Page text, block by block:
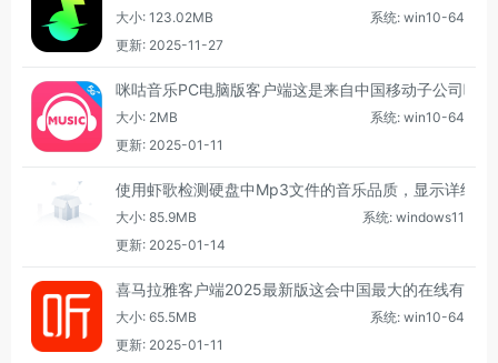
大小: 123.02MB
系统: win10-64
更新: 2025-11-27
咪咕音乐PC电脑版客户端这是来自中国移动子公司咪
大小: 2MB
系统: win10-64
更新: 2025-01-11
使用虾歌检测硬盘中Mp3文件的音乐品质，显示详细的
大小: 85.9MB
系统: windows11
更新: 2025-01-14
喜马拉雅客户端2025最新版这会中国最大的在线有声
大小: 65.5MB
系统: win10-64
更新: 2025-01-11